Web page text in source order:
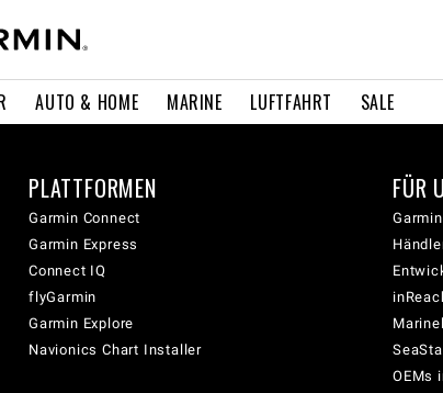
AUTO & HOME MARINE LUFTFAHRT SALE
PLATTFORMEN
Garmin Connect
Garmin Express
Connect IQ
flyGarmin
Garmin Explore
Navionics Chart Installer
FÜR
OEMs